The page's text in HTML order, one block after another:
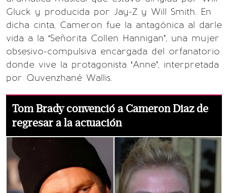
Gluck y producida por Jay-Z y Will Smith. En
dicha cinta, Cameron fue la antagónica al darle
vida a la ‘Señorita Collen Hannigan’, una mujer
obsesivo-compulsiva encargada del orfanatorio
donde vive la protagonista ‘Anne’, interpretada
por Quvenzhané Wallis.
Tom Brady convenció a Cameron Diaz de
regresar a la actuación